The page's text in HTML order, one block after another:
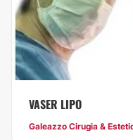
VASER LIPO
Galeazzo Cirugia &